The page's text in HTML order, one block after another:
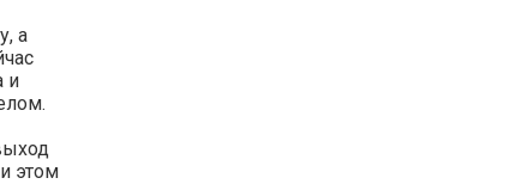
а
и
этом